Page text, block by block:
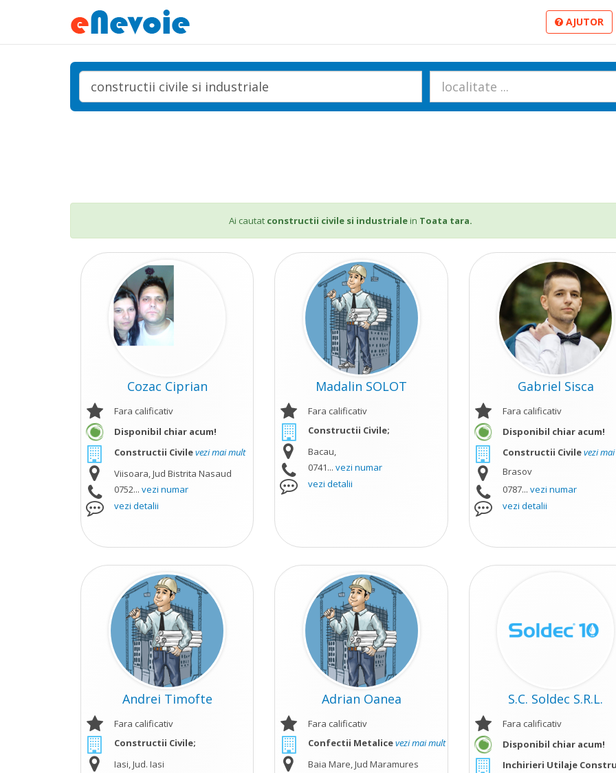
AJUTOR
Ai cautat constructii civile si industrialein Toata tara.
Cozac Ciprian
Fara calificativ
Disponibil chiar acum!
Constructii Civilevezi mai mult
Viisoara, Jud Bistrita Nasaud
0752... vezi numar
vezi detalii
Madalin SOLOT
Fara calificativ
Constructii Civile;
Bacau,
0741...vezi numar
vezi detalii
Gabriel Sisca
Fara calificativ
Disponibil chiar acum!
Constructii Civilevezi
Brasov
0787... vezi numar
vezi detalii
Andrei Timofte
Fara calificativ
Constructii Civile;
Iasi, Jud. Iasi
Adrian Oanea
Fara calificativ
Confectii Metalicevezi mai mult
Baia Mare, Jud Maramures
S.C. Soldec S.R.L.
Fara calificativ
Disponibil chiar acum!
Inchirieri Utilaje